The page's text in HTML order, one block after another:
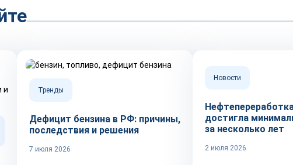
Тренды
Дефицит бензина в РФ: причины,
последствия и решения
7 июля 2026
Новости
достигла
за несколько лет
2 июля 2026